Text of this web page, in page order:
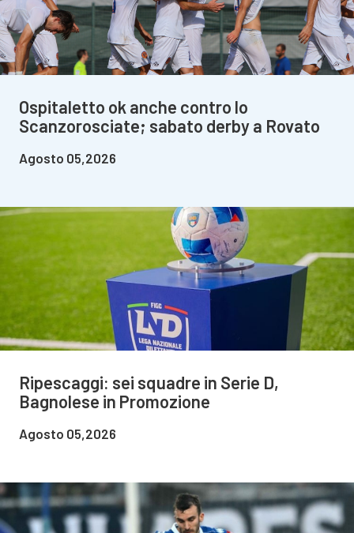
Ospitaletto ok anche contro lo
Scanzorosciate; sabato derby a Rovato
Agosto 05,2026
Ripescaggi: sei squadre in Serie D,
Bagnolese in Promozione
Agosto 05,2026